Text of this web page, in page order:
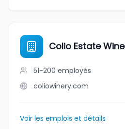
Colio Estate
51-200 employés
coliowinery.com
Voir les emplois et détails